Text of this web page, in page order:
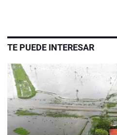
TE PUEDE INTERESAR